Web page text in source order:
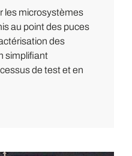
les microsystèmes
au point des puces
des
simplifiant
de test et en